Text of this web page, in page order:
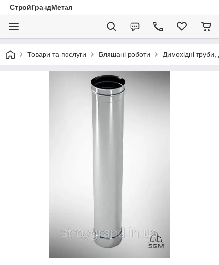
СтройГрандМетал
Товари та послуги Бляшані роботи Димохідні труби,